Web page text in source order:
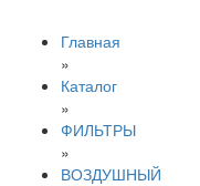
Главная
»
Каталог
»
ФИЛЬТРЫ
»
ВОЗДУШНЫЙ